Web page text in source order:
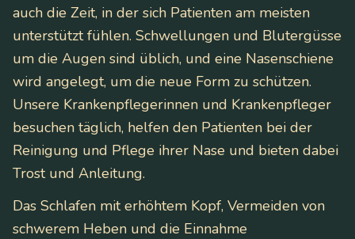
auch die Zeit, in der sich Patienten am meisten
unterstützt fühlen. Schwellungen und Blutergüsse
um die Augen sind üblich, und eine Nasenschiene
wird angelegt, um die neue Form zu schützen.
Unsere Krankenpflegerinnen und Krankenpfleger
besuchen täglich, helfen den Patienten bei der
Reinigung und Pflege ihrer Nase und bieten dabei
Trost und Anleitung.
Das Schlafen mit erhöhtem Kopf, Vermeiden von
schwerem Heben und die Einnahme